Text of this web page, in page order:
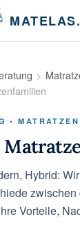
• MATRATZEN
Hybrid:
Vorteile,